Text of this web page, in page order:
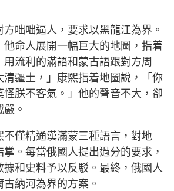
咄咄逼人，要求以黑龍江為界。
他命人展開一幅巨大的地圖，指着
流利的滿語和蒙古語跟對方周
清疆土，」康熙指着地圖說，「你
怪朕不客氣。」他的聲音不大，卻
。
不僅精通漢滿蒙三種語言，對地
。每當俄國人提出過分的要求，
據和史料予以反駁。最終，俄國人
納河為界的方案。